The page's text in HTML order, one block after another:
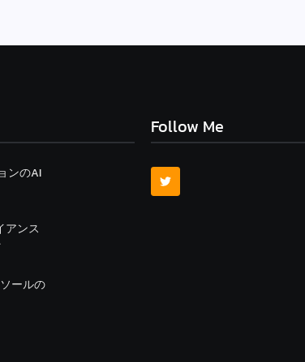
ンのAI
アンス
ールの
Follow Me